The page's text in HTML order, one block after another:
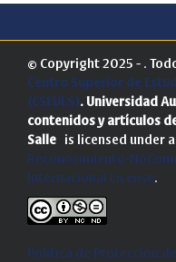
© Copyright 2025 - .
Centro Superior de
(CSEULS). Universidad
contenidos y artículos
Salle is licensed under a
Reconocimiento-
Internacional License.
Política de Protección